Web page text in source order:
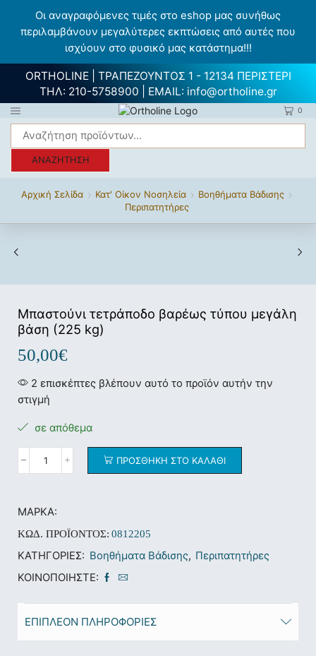
Οι αναγραφόμενες τιμές στο eshop μας συνήθως
περιλαμβάνουν μεγαλύτερες εκπτώσεις από αυτές που
ισχύουν στο φυσικό μας κατάστημα!!!
ORTHOLINE | ΤΡΑΠΕΖΟΥΝΤΟΣ 1 - 12134 ΠΕΡΙΣΤΕΡΙ
ΤΗΛ: 210-5758900 | EMAIL: info@ortholine.gr
0
ΑΝΑΖΉΤΗΣΗ
Αρχική Σελίδα Κατ' Οίκον Νοσηλεία
Βοηθήματα Βάδισης
Περιπατητήρες
Μπαστούνι τετράποδο βαρέως τύπου μεγάλη
βάση (225 kg)
50,00€
2 επισκέπτες βλέπουν αυτό το προϊόν αυτήν την
στιγμή
σε απόθεμα
ΠΡΟΣΘΉΚΗ ΣΤΟ ΚΑΛΆΘΙ
ΜΆΡΚΑ:
ΚΩΔ. ΠΡΟΪΌΝΤΟΣ: 0812205
ΚΑΤΗΓΟΡΊΕΣ: Βοηθήματα Βάδισης, Περιπατητήρες
ΚΟΙΝΟΠΟΙΉΣΤΕ:
ΕΠΙΠΛΈΟΝ ΠΛΗΡΟΦΟΡΊΕΣ